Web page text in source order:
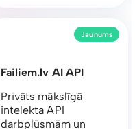
Failiem.lv AI API
Privāts mākslīgā
intelekta API
darbplūsmām un
Jaunums